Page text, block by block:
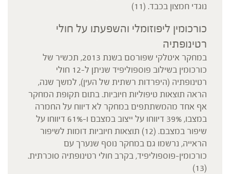
נוגדי חמצון בכבד. (11)
כורכומין ליפוזומלי והשפעתו על חולי
רטינופתיה
במחקר איטלקי שפורסם בשנת 2013, תכשיר של
כורכומין בשילוב פוספוליפיד שניתן ל-12 חולי
רטינופתיה (היפרדות רשתית של העין), למשך שנה,
הראה תוצאות טיפוליות חיוביות. בתום תקופת המחקר
אף אחד מהמשתתפים במחקר לא דיווח על החמרה
במצבו, 39% דיווחו על ייצוב במצבם ו-61% דיווחו על
שיפור במצבם. (12) תוצאות חיוביות דומות לשיפור
הראייה, נרשמו גם במחקר נוסף שנערך עם
כורכומין-פוספוליפיד, בקרב חולי רטינופתיה סוכרתית.
(13)